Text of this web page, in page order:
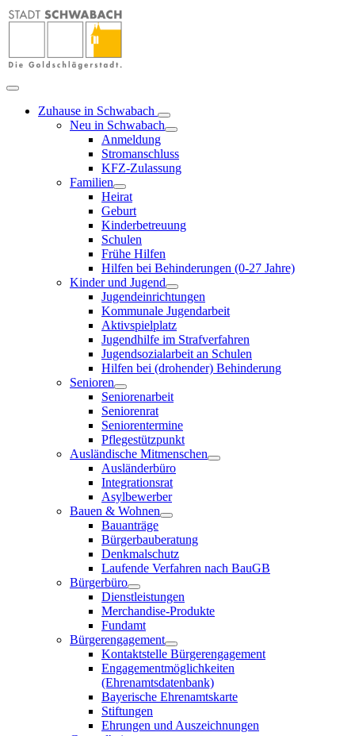
Zuhause in Schwabach
Neu in Schwabach
Anmeldung
Stromanschluss
KFZ-Zulassung
Familien
Heirat
Geburt
Kinderbetreuung
Schulen
Frühe Hilfen
Hilfen bei Behinderungen (0-27 Jahre)
Kinder und Jugend
Jugendeinrichtungen
Kommunale Jugendarbeit
Aktivspielplatz
Jugendhilfe im Strafverfahren
Jugendsozialarbeit an Schulen
Hilfen bei (drohender) Behinderung
Senioren
Seniorenarbeit
Seniorenrat
Seniorentermine
Pflegestützpunkt
Ausländische Mitmenschen
Ausländerbüro
Integrationsrat
Asylbewerber
Bauen & Wohnen
Bauanträge
Bürgerbauberatung
Denkmalschutz
Laufende Verfahren nach BauGB
Bürgerbüro
Dienstleistungen
Merchandise-Produkte
Fundamt
Bürgerengagement
Kontaktstelle Bürgerengagement
Engagementmöglichkeiten
(Ehrenamtsdatenbank)
Bayerische Ehrenamtskarte
Stiftungen
Ehrungen und Auszeichnungen